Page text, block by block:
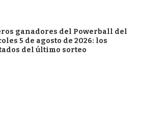
ganadores del Powerball del
5 de agosto de 2026: los
del último sorteo